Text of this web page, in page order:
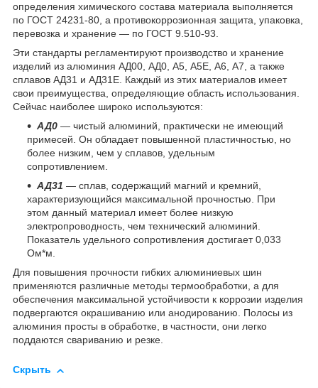
определения химического состава материала выполняется
по ГОСТ 24231-80, а противокоррозионная защита, упаковка,
перевозка и хранение — по ГОСТ 9.510-93.
Эти стандарты регламентируют производство и хранение
изделий из алюминия АД00, АД0, А5, А5Е, А6, А7, а также
сплавов АД31 и АД31Е. Каждый из этих материалов имеет
свои преимущества, определяющие область использования.
Сейчас наиболее широко используются:
АД0 — чистый алюминий, практически не имеющий
примесей. Он обладает повышенной пластичностью, но
более низким, чем у сплавов, удельным
сопротивлением.
АД31 — сплав, содержащий магний и кремний,
характеризующийся максимальной прочностью. При
этом данный материал имеет более низкую
электропроводность, чем технический алюминий.
Показатель удельного сопротивления достигает 0,033
Ом*м.
Для повышения прочности гибких алюминиевых шин
применяются различные методы термообработки, а для
обеспечения максимальной устойчивости к коррозии изделия
подвергаются окрашиванию или анодированию. Полосы из
алюминия просты в обработке, в частности, они легко
поддаются свариванию и резке.
Скрыть